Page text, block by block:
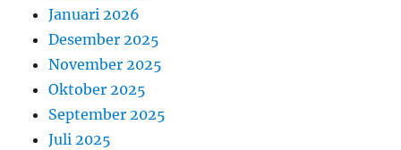
Januari 2026
Desember 2025
November 2025
Oktober 2025
September 2025
Juli 2025